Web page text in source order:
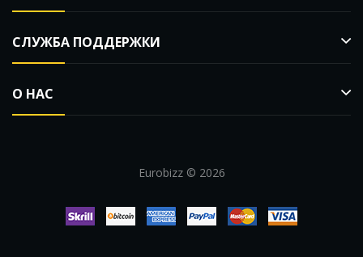
СЛУЖБА ПОДДЕРЖКИ
О НАС
Eurobizz © 2026